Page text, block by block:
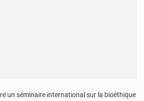
un séminaire international sur la bioéthique